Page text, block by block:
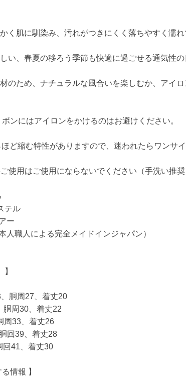
く肌に馴染み、汚れがつきにくく落ちやすく濡れ
い、春夏の移ろう季節も快適に過ごせる通気性
のため、ナチュラルな風合いを楽しむか、アイロ
ンにはアイロンをかけるのはお避けください。
ど縮む特性がありますので、迷われたらワンサ
使用はご使用にならないでください（手洗い推奨
テル
ー
人職人による完全メイドインジャパン）
胴周27、着丈20
胴周30、着丈22
周33、着丈26
回39、着丈28
回41、着丈30
情報 】